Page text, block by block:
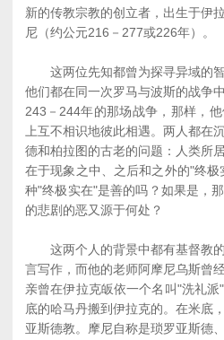
新的传教宗教的创立者，出生于伊
尼（约公元216－277或226年）。
这两位先知都曾为探寻异域的智
他们都在同一次罗马与波斯的战争
243－244年的那场战争，那样，
上互不相识地彼此相遇。两人都在
德和柏拉图的古老的问题：人类所
在于现象之中、之后和之外的"终
种"终极实在"是善的吗？如果是，
的悲剧的恶又源于何处？
这两个人的背景中都有基督教的
言写作，而他的老师阿摩尼乌斯曾
亲曾在伊拉克皈依一个名叫"洗礼
底的哈马丹搬到伊拉克的。在米底
亚斯德教。摩尼自称是琐罗亚斯德